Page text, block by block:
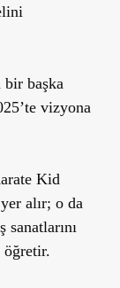
bir başka
vizyona
Kid
yer alır; o da
öğretir.